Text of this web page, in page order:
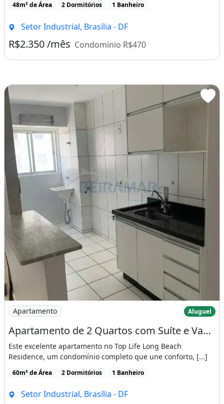
48m² de Área 2 Dormitórios 1 Banheiro
Setor Industrial, Brasília - DF
R$2.350 /mês Condomínio R$470
Imagem: Apartamento de 2 Quartos com Suíte e Vaga
Apartamento Aluguel
Apartamento de 2 Quartos com Suíte e Vaga de Garagem Top Life Long Beach Residence, Tagua
Este excelente apartamento no Top Life Long Beach
Residence, um condomínio completo que une conforto, [...]
60m² de Área 2 Dormitórios 1 Banheiro
Setor Industrial, Brasília - DF